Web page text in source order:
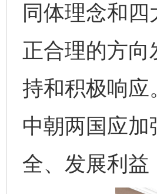
同体理念和
正合理的方
持和积极响应
中朝两国应
全、发展利